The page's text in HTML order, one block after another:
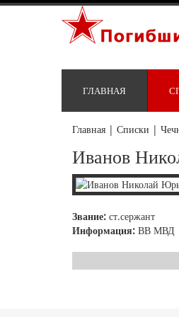
ГЛАВНАЯ
Главная | Списки |
Иванов
Звание: ст.сержант
Информация: ВВ МВД